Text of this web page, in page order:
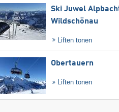
Ski Juwel
Wildschönau
Liften tonen
Obertauern
Liften tonen